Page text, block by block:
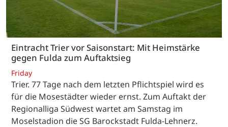
Eintracht Trier vor Saisonstart: Mit Heimstärke
gegen Fulda zum Auftaktsieg
Friday
Trier. 77 Tage nach dem letzten Pflichtspiel wird es
für die Mosestädter wieder ernst. Zum Auftakt der
Regionalliga Südwest wartet am Samstag im
Moselstadion die SG Barockstadt Fulda-Lehnerz.